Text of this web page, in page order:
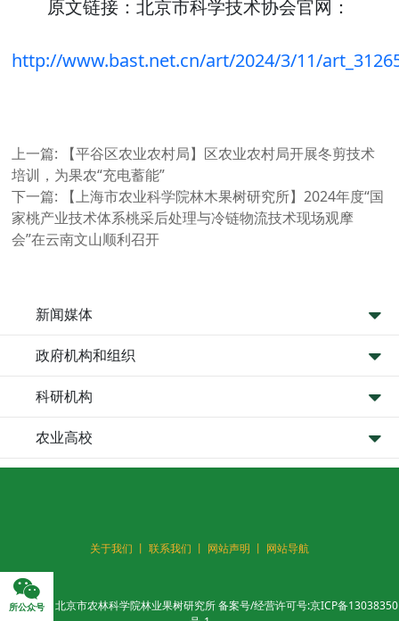
原文链接：北京市科学技术协会官网：
http://www.bast.net.cn/art/2024/3/11/
上一篇:
【平谷区农业农村局】区农业农村局开展冬剪技术
培训，为果农“充电蓄能”
下一篇:
【上海市农业科学院林木果树研究所】2024年度“国
家桃产业技术体系桃采后处理与冷链物流技术现场观摩
会”在云南文山顺利召开
新闻媒体
政府机构和组织
科研机构
农业高校
关于我们 丨 联系我们 丨 网站声明 丨 网站导航
版权所有：北京市农林科学院林业果树研究所 备案号/经营许可号:京ICP备13038350
所公众号